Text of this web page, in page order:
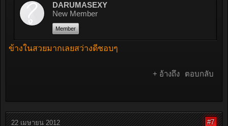
DARUMASEXY
New Member
Member
ข้างในสวยมากเลยสว่างดีชอบๆ
+ อ้างถึง ตอบกลับ
22 เมษายน 2012 #7